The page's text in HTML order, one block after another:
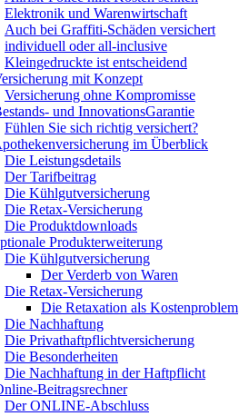
Elektronik und Warenwirtschaft
Auch bei Graffiti-Schäden versichert
individuell oder all-inclusive
Kleingedruckte ist entscheidend
mit Konzept
Versicherung ohne Kompromisse
und InnovationsGarantie
Fühlen Sie sich richtig versichert?
im Überblick
Die Leistungsdetails
Der Tarifbeitrag
Die Kühlgutversicherung
Die Retax-Versicherung
Die Produktdownloads
Produkterweiterung
Die Kühlgutversicherung
Der Verderb von Waren
Die Retax-Versicherung
Die Retaxation als Kostenproblem
Die Nachhaftung
Die Privathaftpflichtversicherung
Die Besonderheiten
Die Nachhaftung in der Haftpflicht
Beitragsrechner
Der ONLINE-Abschluss